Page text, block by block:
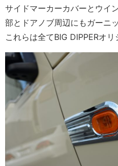
サイドマーカーカバーとウイ
部とドアノブ周辺にもガーニ
これらは全てBIG DIPPERオリ